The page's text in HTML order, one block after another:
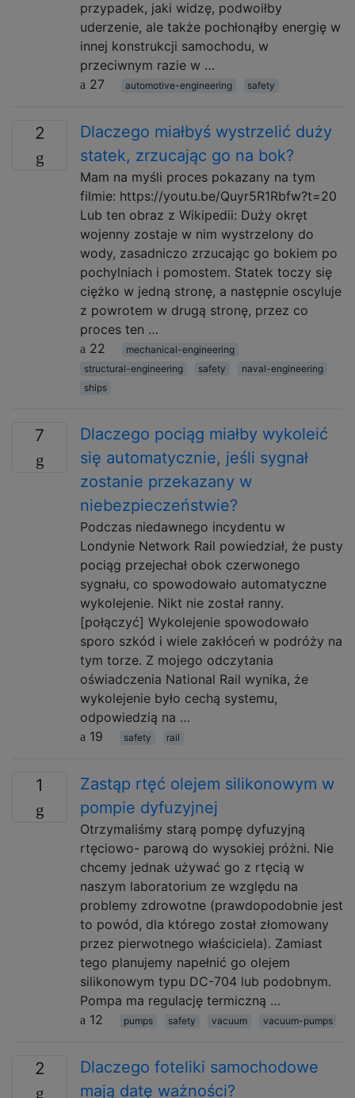
przypadek, jaki widzę, podwoiłby
uderzenie, ale także pochłonąłby energię w
innej konstrukcji samochodu, w
przeciwnym razie w …
27
automotive-engineering safety
2
Dlaczego miałbyś wystrzelić duży
statek, zrzucając go na bok?
Mam na myśli proces pokazany na tym
filmie: https://youtu.be/Quyr5R1Rbfw?t=20
Lub ten obraz z Wikipedii: Duży okręt
wojenny zostaje w nim wystrzelony do
wody, zasadniczo zrzucając go bokiem po
pochylniach i pomostem. Statek toczy się
ciężko w jedną stronę, a następnie oscyluje
z powrotem w drugą stronę, przez co
proces ten …
22
mechanical-engineering
structural-engineering
safety
naval-engineering
ships
7
Dlaczego pociąg miałby wykoleić
się automatycznie, jeśli sygnał
zostanie przekazany w
niebezpieczeństwie?
Podczas niedawnego incydentu w
Londynie Network Rail powiedział, że pusty
pociąg przejechał obok czerwonego
sygnału, co spowodowało automatyczne
wykolejenie. Nikt nie został ranny.
[połączyć] Wykolejenie spowodowało
sporo szkód i wiele zakłóceń w podróży na
tym torze. Z mojego odczytania
oświadczenia National Rail wynika, że ​​
wykolejenie było cechą systemu,
odpowiedzią na …
19
safety rail
1
Zastąp rtęć olejem silikonowym w
pompie dyfuzyjnej
Otrzymaliśmy starą pompę dyfuzyjną
rtęciowo- parową do wysokiej próżni. Nie
chcemy jednak używać go z rtęcią w
naszym laboratorium ze względu na
problemy zdrowotne (prawdopodobnie jest
to powód, dla którego został złomowany
przez pierwotnego właściciela). Zamiast
tego planujemy napełnić go olejem
silikonowym typu DC-704 lub podobnym.
Pompa ma regulację termiczną …
12
pumps safety vacuum vacuum-pumps
2
Dlaczego foteliki samochodowe
mają datę ważności?